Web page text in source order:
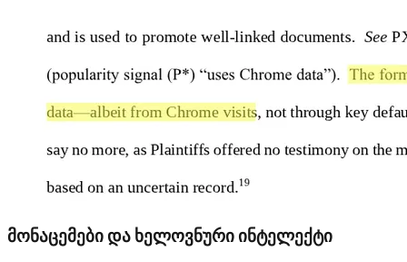
მონაცემები და ხელოვნური ინტელექტი